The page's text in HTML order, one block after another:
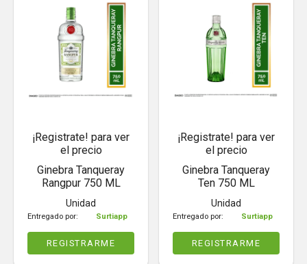
¡Registrate! para ver
el precio
Ginebra Tanqueray
Rangpur 750 ML
Unidad
Entregado por: Surtiapp
REGISTRARME
¡Registrate! para ver
el precio
Ginebra Tanqueray
Ten 750 ML
Unidad
Entregado por: Surtiapp
REGISTRARME